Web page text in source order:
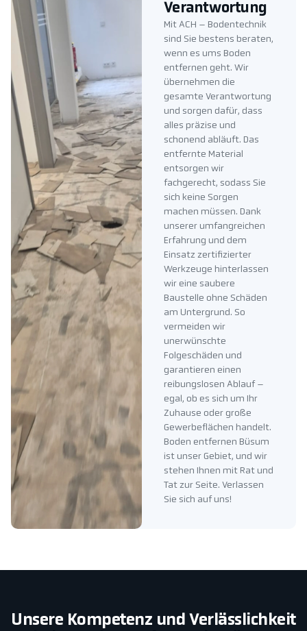
Verantwortung
Mit ACH – Bodentechnik
sind Sie bestens beraten,
wenn es ums Boden
entfernen geht. Wir
übernehmen die
gesamte Verantwortung
und sorgen dafür, dass
alles präzise und
schonend abläuft. Das
entfernte Material
entsorgen wir
fachgerecht, sodass Sie
sich keine Sorgen
machen müssen. Dank
unserer umfangreichen
Erfahrung und dem
Einsatz zertifizierter
Werkzeuge hinterlassen
wir eine saubere
Baustelle ohne Schäden
am Untergrund. So
vermeiden wir
unerwünschte
Folgeschäden und
garantieren einen
reibungslosen Ablauf –
egal, ob es sich um Ihr
Zuhause oder große
Gewerbeflächen handelt.
Boden entfernen Büsum
ist unser Gebiet, und wir
stehen Ihnen mit Rat und
Tat zur Seite. Verlassen
Sie sich auf uns!
Unsere Kompetenz und Verlässlichkeit